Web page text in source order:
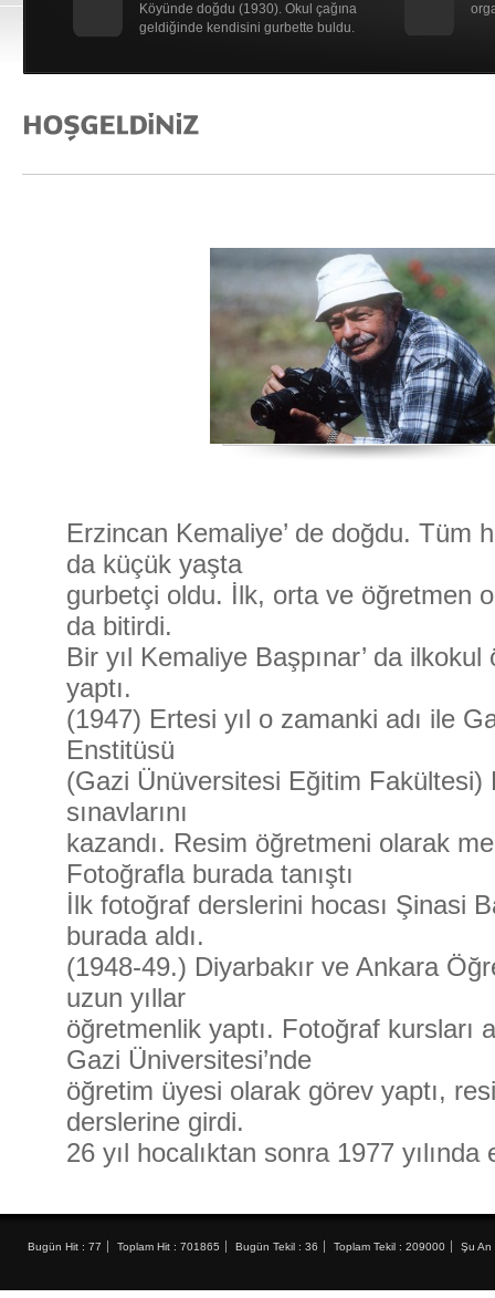
Köyünde doğdu (1930). Okul çağına
geldiğinde kendisini gurbette buldu.
Erzincan Kemaliye’ de doğdu. Tüm
da küçük yaşta
gurbetçi oldu. İlk, orta ve öğretmen
da bitirdi.
Bir yıl Kemaliye Başpınar’ da
yaptı.
(1947) Ertesi yıl o zamanki adı ile
Enstitüsü
(Gazi Ünüversitesi Eğitim Fakültesi)
sınavlarını
kazandı. Resim öğretmeni olarak
Fotoğrafla burada tanıştı
İlk fotoğraf derslerini hocası Şinasi
burada aldı.
(1948-49.) Diyarbakır ve Ankara
uzun yıllar
öğretmenlik yaptı. Fotoğraf kursları
Gazi Üniversitesi’nde
öğretim üyesi olarak görev yaptı,
derslerine girdi.
26 yıl hocalıktan sonra 1977
Bugün Hit : 77 Toplam Hit : 701865 Bugün Tekil : 36 Toplam Tekil : 209000 Şu An